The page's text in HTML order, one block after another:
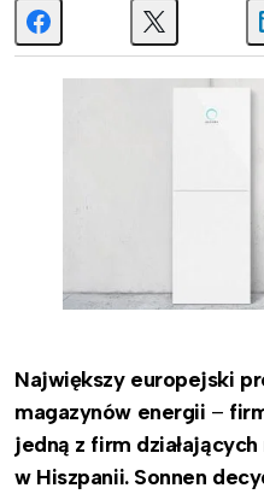
Największy europejski
magazynów energii –
jedną z firm
w Hiszpanii. Sonnen